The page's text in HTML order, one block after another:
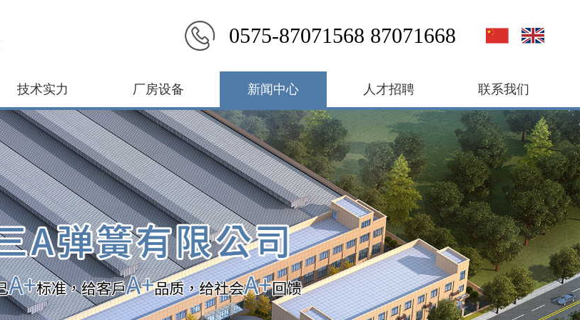
0575-87071568 87071668
技术实力 厂房设备 新闻中心 人才招聘 联系我们